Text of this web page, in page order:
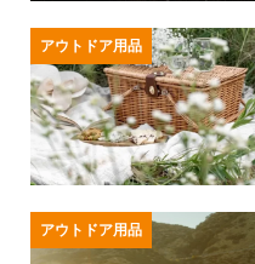
アウトドア用品
アウトドア用品